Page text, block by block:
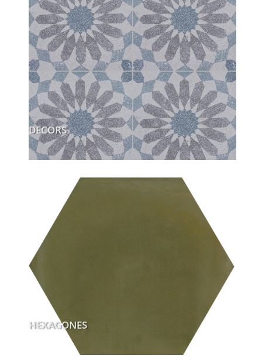
DECORS
HEXAGONES